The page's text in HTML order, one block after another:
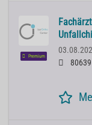
Premium